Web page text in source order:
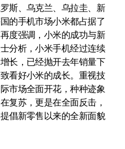
斯、乌克兰、乌拉圭、新
的手机市场小米都占据了
度强调，小米的成功与新
分析，小米手机经过连续
长，已经抛开去年销量下
看好小米的成长。重视技
市场全面开花，种种迹象
复苏，更是在全面反击，
倡新零售以来的全新面貌